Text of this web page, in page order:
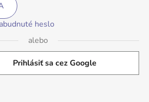
heslo
alebo
Prihlásiť sa cez Google